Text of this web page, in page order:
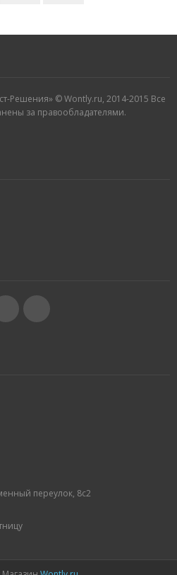
КРУГИ
Решения» © Wontly.ru, 2014-2015 Все
за правообладателями.
переулок, 8с2